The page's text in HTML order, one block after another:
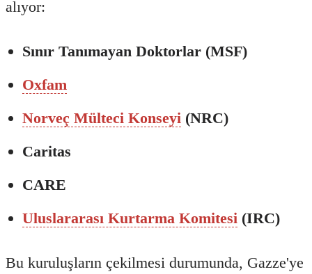
alıyor:
Sınır Tanımayan Doktorlar (MSF)
Oxfam
Norveç Mülteci Konseyi (NRC)
Caritas
CARE
Uluslararası Kurtarma Komitesi (IRC)
Bu kuruluşların çekilmesi durumunda, Gazze'ye